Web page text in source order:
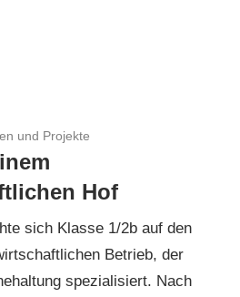
und Projekte
Hof
sich Klasse 1/2b auf den
Betrieb, der
spezialisiert. Nach